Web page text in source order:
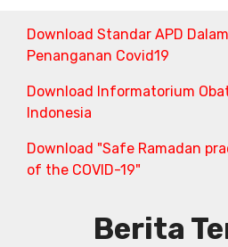
Download Standar APD
Penanganan Covid19
Download Informatorium
Indonesia
Download "Safe Ramadan
of the COVID-19"
Berita